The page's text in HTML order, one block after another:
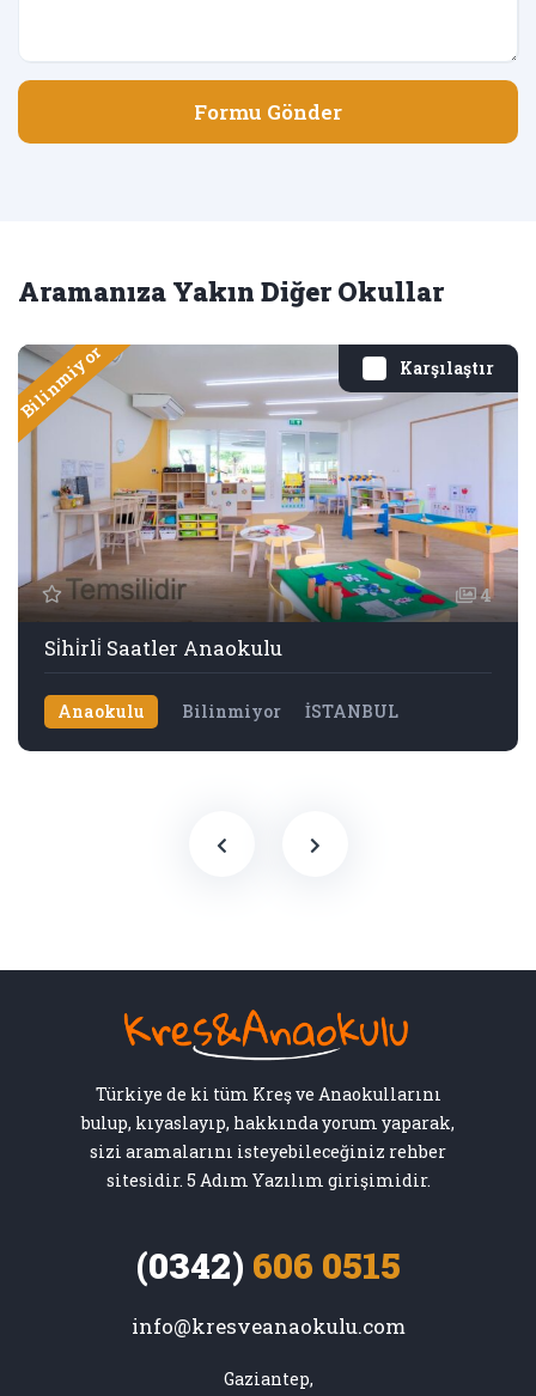
Formu Gönder
Aramanıza Yakın Diğer Okullar
Karşılaştır
Bilinmiyor
4
Si̇hi̇rli̇ Saatler Anaokulu
Anaokulu Bilinmiyor İSTANBUL
Türkiye de ki tüm Kreş ve Anaokullarını
bulup, kıyaslayıp, hakkında yorum yaparak,
sizi aramalarını isteyebileceğiniz rehber
sitesidir. 5 Adım Yazılım girişimidir.
(0342) 606 0515
info@kresveanaokulu.com
Gaziantep,